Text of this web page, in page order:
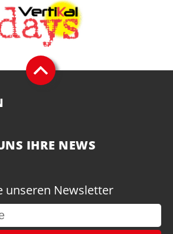
IHRE NEWS
unseren Newsletter